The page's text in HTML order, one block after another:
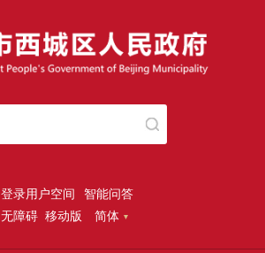
登录用户空间 智能问答
无障碍 移动版 简体